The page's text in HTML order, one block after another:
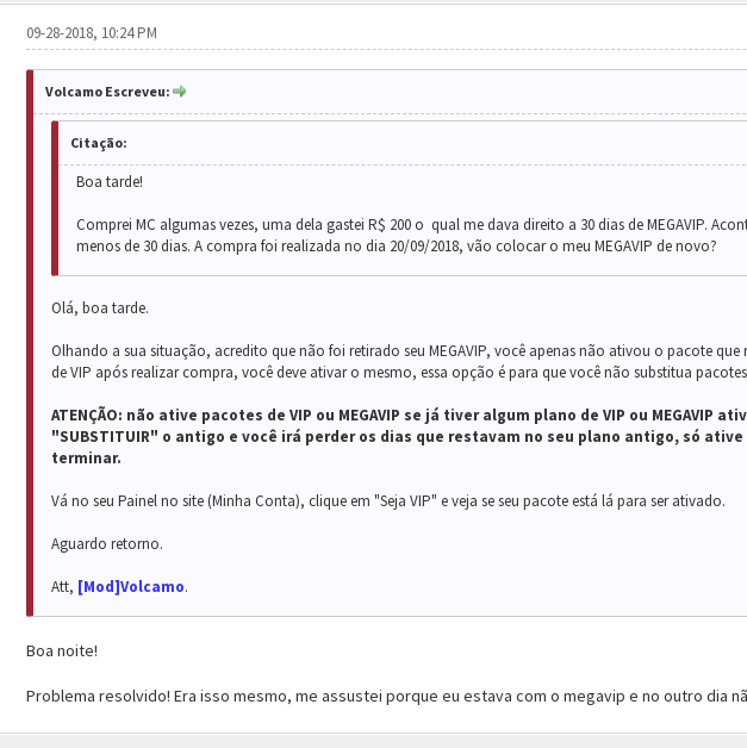
09-28-2018, 10:24 PM
Volcamo Escreveu:
Citação:
Boa tarde!
Comprei MC algumas vezes, uma dela gastei R$ 200 o qual me dava direito a 30 dias de MEGAVIP.
menos de 30 dias. A compra foi realizada no dia 20/09/2018, vão colocar o meu MEGAVIP de novo?
Olá, boa tarde.
Olhando a sua situação, acredito que não foi retirado seu MEGAVIP, você apenas não ativou o pacote
de VIP após realizar compra, você deve ativar o mesmo, essa opção é para que você não substitua
ATENÇÃO: não ative pacotes de VIP ou MEGAVIP se já tiver algum plano de VIP ou MEGAVIP
"SUBSTITUIR" o antigo e você irá perder os dias que restavam no seu plano antigo, só ative
terminar.
Vá no seu Painel no site (Minha Conta), clique em "Seja VIP" e veja se seu pacote está lá para ser ativado.
Aguardo retorno.
Att, [Mod]Volcamo.
Boa noite!
Problema resolvido! Era isso mesmo, me assustei porque eu estava com o megavip e no outro dia